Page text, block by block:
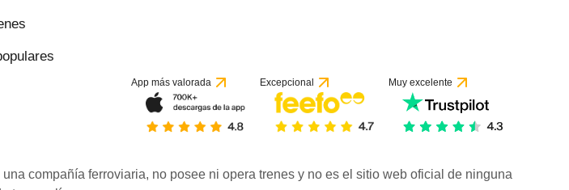
App más valorada Excepcional Muy excelente
compañía ferroviaria, no posee ni opera trenes y no es el sitio web oficial de ninguna